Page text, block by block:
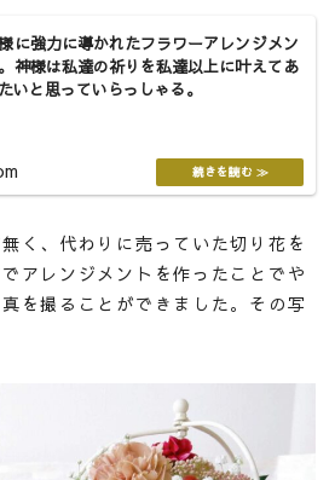
に強力に導かれたフラワーアレンジメン
神様は私達の祈りを私達以上に叶えてあ
いと思っていらっしゃる。
く、代わりに売っていた切り花を
アレンジメントを作ったことでや
を撮ることができました。その写